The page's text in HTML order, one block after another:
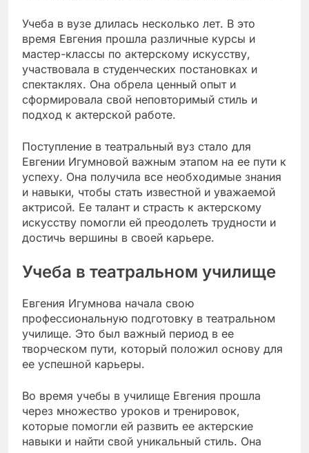
Учеба в вузе длилась несколько лет. В это
время Евгения прошла различные курсы и
мастер-классы по актерскому искусству,
участвовала в студенческих постановках и
спектаклях. Она обрела ценный опыт и
сформировала свой неповторимый стиль и
подход к актерской работе.
Поступление в театральный вуз стало для
Евгении Игумновой важным этапом на ее пути к
успеху. Она получила все необходимые знания
и навыки, чтобы стать известной и уважаемой
актрисой. Ее талант и страсть к актерскому
искусству помогли ей преодолеть трудности и
достичь вершины в своей карьере.
Учеба в театральном училище
Евгения Игумнова начала свою
профессиональную подготовку в театральном
училище. Это был важный период в ее
творческом пути, который положил основу для
ее успешной карьеры.
Во время учебы в училище Евгения прошла
через множество уроков и тренировок,
которые помогли ей развить ее актерские
навыки и найти свой уникальный стиль. Она